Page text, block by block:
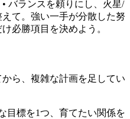
バランスを頼りにし、火星/
て。強い一手が分散した努
必勝項目を決めよう。
ら、複雑な計画を足してい
目標を1つ、育てたい関係を